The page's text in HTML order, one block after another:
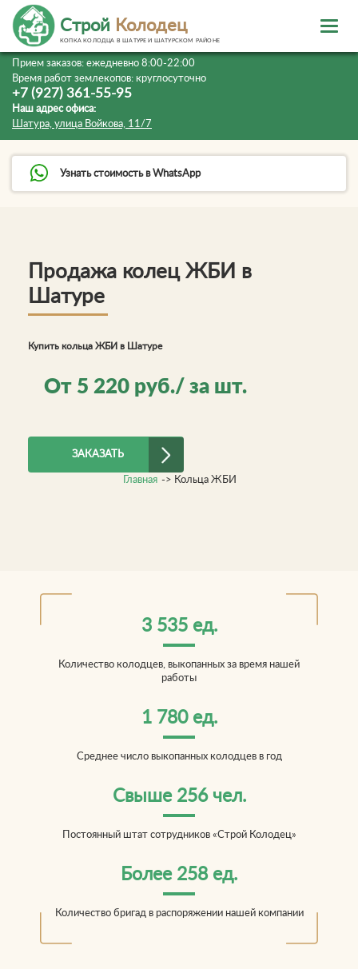
Прием заказов: ежедневно 8:00-22:00
Время работ землекопов: круглосуточно
+7 (927) 361-55-95
Наш адрес офиса:
Шатура, улица Войкова, 11/7
Узнать стоимость в WhatsApp
Строй Колодец
КОПКА КОЛОДЦА В ШАТУРЕ И ШАТУРСКОМ РАЙОНЕ
Продажа колец ЖБИ в
Шатуре
Купить кольца ЖБИ в Шатуре
От 5 220 руб./ за шт.
ЗАКАЗАТЬ
Главная -> Кольца ЖБИ
3 535 ед.
Количество колодцев, выкопанных за время нашей
работы
1 780 ед.
Среднее число выкопанных колодцев в год
Свыше 256 чел.
Постоянный штат сотрудников «Строй Колодец»
Более 258 ед.
Количество бригад в распоряжении нашей компании